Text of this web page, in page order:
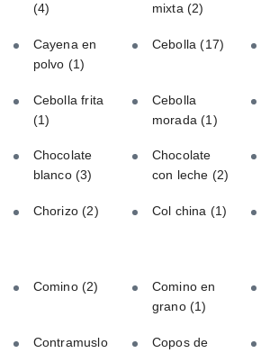
(4)
mixta (2)
Cayena en
polvo (1)
Cebolla(17)
Cebolla frita
(1)
Cebolla
morada(1)
Chocolate
blanco (3)
Chocolate
con leche (2)
Chorizo(2) Col china (1)
Comino (2)
Comino en
grano (1)
Contramuslo
Copos de